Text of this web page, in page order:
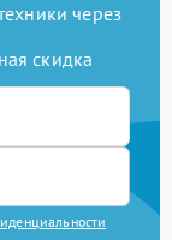
через
скидка